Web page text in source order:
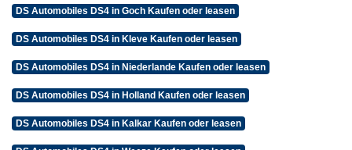
DS Automobiles DS4 in Goch Kaufen oder leasen
DS Automobiles DS4 in Kleve Kaufen oder leasen
DS Automobiles DS4 in Niederlande Kaufen oder leasen
DS Automobiles DS4 in Holland Kaufen oder leasen
DS Automobiles DS4 in Kalkar Kaufen oder leasen